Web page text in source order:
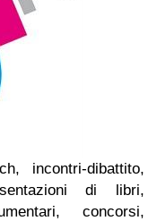
incontri-dibattito,
di libri,
concorsi,